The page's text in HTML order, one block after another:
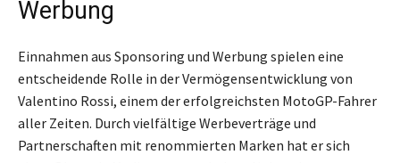
Werbung
Einnahmen aus Sponsoring und Werbung spielen eine
entscheidende Rolle in der Vermögensentwicklung von
Valentino Rossi, einem der erfolgreichsten MotoGP-Fahrer
aller Zeiten. Durch vielfältige Werbeverträge und
Partnerschaften mit renommierten Marken hat er sich